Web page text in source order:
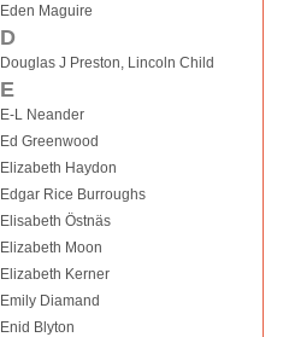
Eden Maguire
D
Douglas J Preston, Lincoln Child
E
E-L Neander
Ed Greenwood
Elizabeth Haydon
Edgar Rice Burroughs
Elisabeth Östnäs
Elizabeth Moon
Elizabeth Kerner
Emily Diamand
Enid Blyton